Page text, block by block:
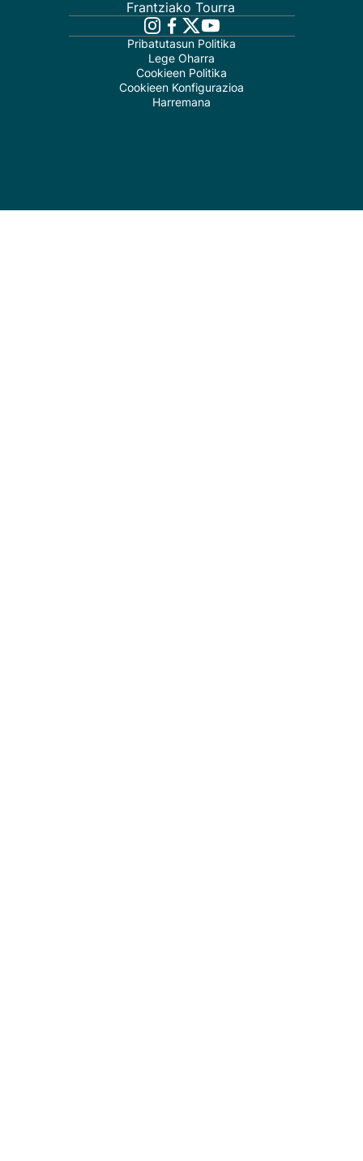
Frantziako Tourra
Pribatutasun Politika
Lege Oharra
Cookieen Politika
Cookieen Konfigurazioa
Harremana